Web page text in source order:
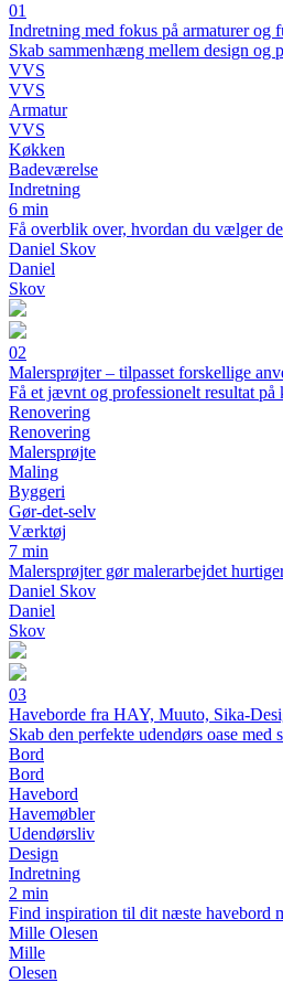
01
Indretning med fokus på armaturer og
Skab sammenhæng mellem design og
VVS
VVS
Armatur
VVS
Køkken
Badeværelse
Indretning
6 min
Få overblik over, hvordan du vælger
Daniel Skov
Daniel
Skov
02
Malersprøjter – tilpasset forskellige
Få et jævnt og professionelt resultat på
Renovering
Renovering
Malersprøjte
Maling
Byggeri
Gør-det-selv
Værktøj
7 min
Malersprøjter gør malerarbejdet
Daniel Skov
Daniel
Skov
03
Haveborde fra HAY, Muuto, Sika-
Skab den perfekte udendørs oase
Bord
Bord
Havebord
Havemøbler
Udendørsliv
Design
Indretning
2 min
Find inspiration til dit næste havebord
Mille Olesen
Mille
Olesen